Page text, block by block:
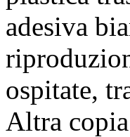
adesiva
ospitate,
Altra